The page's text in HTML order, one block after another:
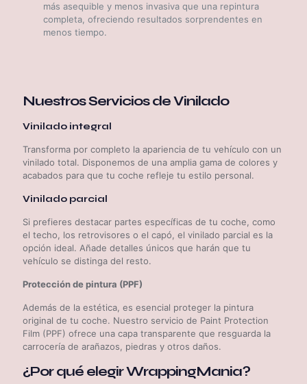
más asequible y menos invasiva que una repintura
completa, ofreciendo resultados sorprendentes en
menos tiempo.
Nuestros Servicios de Vinilado
Vinilado integral
Transforma por completo la apariencia de tu vehículo con un
vinilado total. Disponemos de una amplia gama de colores y
acabados para que tu coche refleje tu estilo personal.
Vinilado parcial
Si prefieres destacar partes específicas de tu coche, como
el techo, los retrovisores o el capó, el vinilado parcial es la
opción ideal. Añade detalles únicos que harán que tu
vehículo se distinga del resto.
Protección de pintura (PPF)
Además de la estética, es esencial proteger la pintura
original de tu coche. Nuestro servicio de Paint Protection
Film (PPF) ofrece una capa transparente que resguarda la
carrocería de arañazos, piedras y otros daños.
¿Por qué elegir WrappingMania?